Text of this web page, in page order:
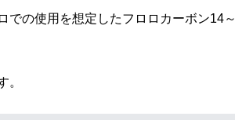
での使用を想定したフロロカーボン14～
。